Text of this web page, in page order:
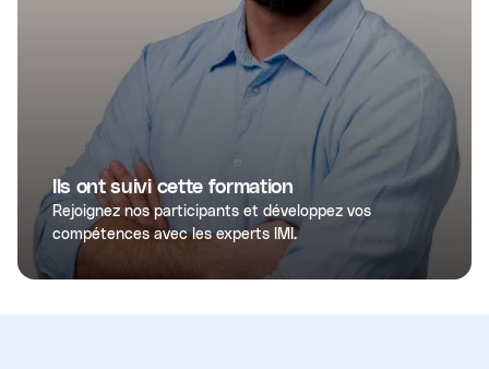
Ils ont suivi cette formation
Rejoignez nos participants et développez vos
compétences avec les experts IMI.